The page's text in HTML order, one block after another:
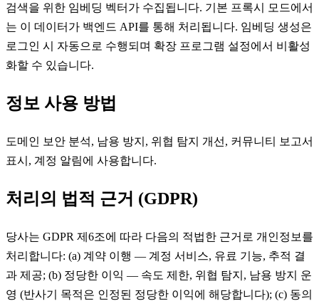
검색을 위한 임베딩 벡터가 수집됩니다. 기본 프록시 모드에서
는 이 데이터가 백엔드 API를 통해 처리됩니다. 임베딩 생성은
로그인 시 자동으로 수행되며 확장 프로그램 설정에서 비활성
화할 수 있습니다.
정보 사용 방법
도메인 보안 분석, 남용 방지, 위협 탐지 개선, 커뮤니티 보고서
표시, 계정 알림에 사용합니다.
처리의 법적 근거 (GDPR)
당사는 GDPR 제6조에 따라 다음의 적법한 근거로 개인정보를
처리합니다: (a) 계약 이행 — 계정 서비스, 유료 기능, 추적 결
과 제공; (b) 정당한 이익 — 속도 제한, 위협 탐지, 남용 방지 운
영 (반사기 목적은 인정된 정당한 이익에 해당합니다); (c) 동의